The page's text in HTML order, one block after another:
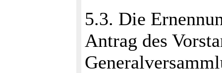
5.3. Die
Antrag des